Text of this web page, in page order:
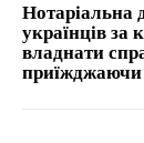
Нотаріальна
українців за
владнати
приїжджаючи